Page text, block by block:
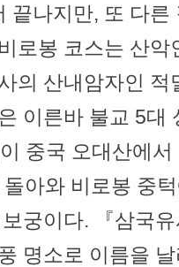
끝나지만, 또 다른
로봉 코스는 산악
의 산내암자인
이른바 불교 5대
중국 오대산에
아와 비로봉 중
궁이다. 『삼국
명소로 이름을